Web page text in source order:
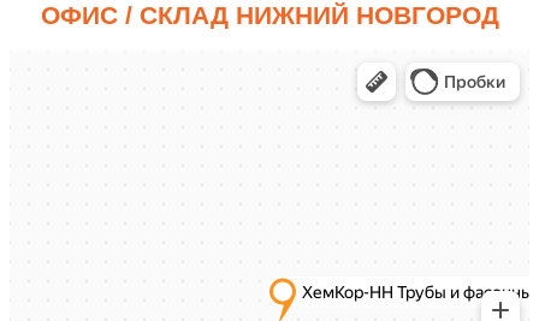
ОФИС / СКЛАД НИЖНИЙ НОВГОРОД